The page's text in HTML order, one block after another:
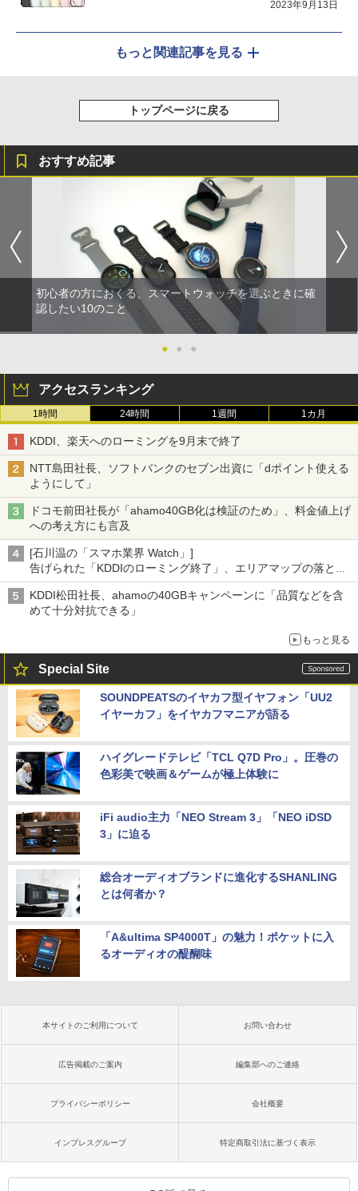
2023年9月13日
もっと関連記事を見る
トップページに戻る
おすすめ記事
初心者の方におくる、スマートウォッチを選ぶときに確
認したい10のこと
● ● ●
アクセスランキング
1時間 24時間 1週間 1カ月
KDDI、楽天へのローミングを9月末で終了
NTT島田社長、ソフトバンクのセブン出資に「dポイント使える
ようにして」
ドコモ前田社長が「ahamo40GB化は検証のため」、料金値上げ
への考え方にも言及
[石川温の「スマホ業界 Watch」]
告げられた「KDDIのローミング終了」、エリアマップの落とし
穴と楽天モバイルの課題
KDDI松田社長、ahamoの40GBキャンペーンに「品質などを含
めて十分対抗できる」
もっと見る
Special Site
SOUNDPEATSのイヤカフ型イヤフォン「UU2
イヤーカフ」をイヤカフマニアが語る
ハイグレードテレビ「TCL Q7D Pro」。圧巻の
色彩美で映画＆ゲームが極上体験に
iFi audio主力「NEO Stream 3」「NEO iDSD
3」に迫る
総合オーディオブランドに進化するSHANLING
とは何者か？
「A&ultima SP4000T」の魅力！ポケットに入
るオーディオの醍醐味
本サイトのご利用について お問い合わせ
広告掲載のご案内 編集部へのご連絡
プライバシーポリシー 会社概要
インプレスグループ 特定商取引法に基づく表示